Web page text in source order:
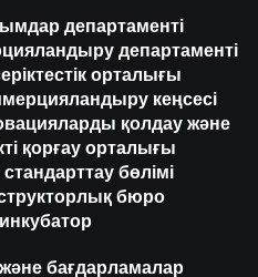
департаменті
департаменті
орталығы
кеңсесі
қолдау және
қорғау орталығы
бөлімі
бюро
бағдарламалар